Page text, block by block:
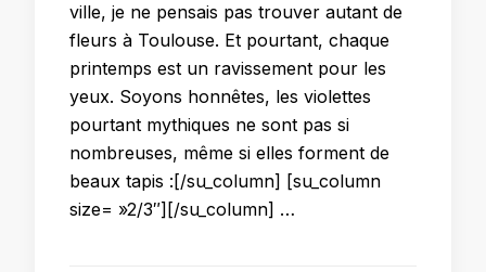
ville, je ne pensais pas trouver autant de
fleurs à Toulouse. Et pourtant, chaque
printemps est un ravissement pour les
yeux. Soyons honnêtes, les violettes
pourtant mythiques ne sont pas si
nombreuses, même si elles forment de
beaux tapis :[/su_column] [su_column
size= »2/3″][/su_column] …